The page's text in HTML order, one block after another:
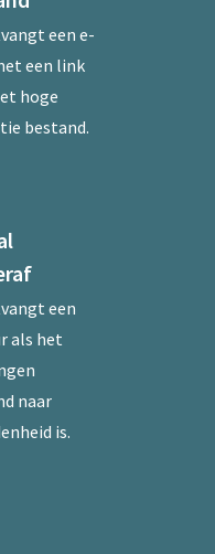
een e-
een link
hoge
bestand.
een
als het
naar
is.